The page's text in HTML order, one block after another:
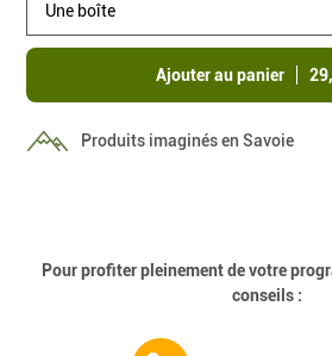
Une boîte
Ajouter au panier
Livraison offerte dès 89€ à
relais
Pour profiter pleinement de votre
conseils :